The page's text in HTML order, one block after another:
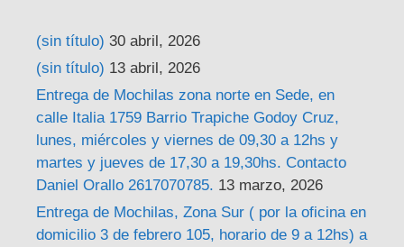
(sin título) 30 abril, 2026
(sin título) 13 abril, 2026
Entrega de Mochilas zona norte en Sede, en
calle Italia 1759 Barrio Trapiche Godoy Cruz,
lunes, miércoles y viernes de 09,30 a 12hs y
martes y jueves de 17,30 a 19,30hs. Contacto
Daniel Orallo 2617070785. 13 marzo, 2026
Entrega de Mochilas, Zona Sur ( por la oficina en
domicilio 3 de febrero 105, horario de 9 a 12hs) a